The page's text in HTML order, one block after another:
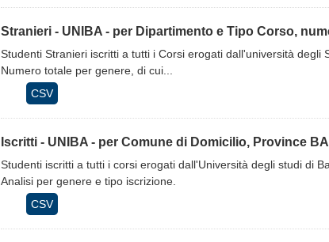
Stranieri - UNIBA - per Dipartimento e Tipo Corso,
Studenti Stranieri iscritti a tutti i Corsi erogati dall'università degli
Numero totale per genere, di cui...
CSV
Iscritti - UNIBA - per Comune di Domicilio, Province
Studenti iscritti a tutti i corsi erogati dall'Università degli studi di
Analisi per genere e tipo iscrizione.
CSV